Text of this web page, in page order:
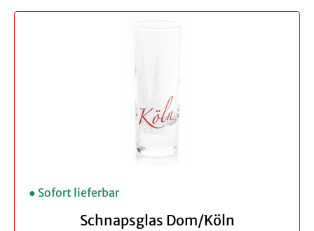
Inhalt: 0,2 l
Spülmaschinengeeignet
● Sofort lieferbar
Schnapsglas Dom/Köln